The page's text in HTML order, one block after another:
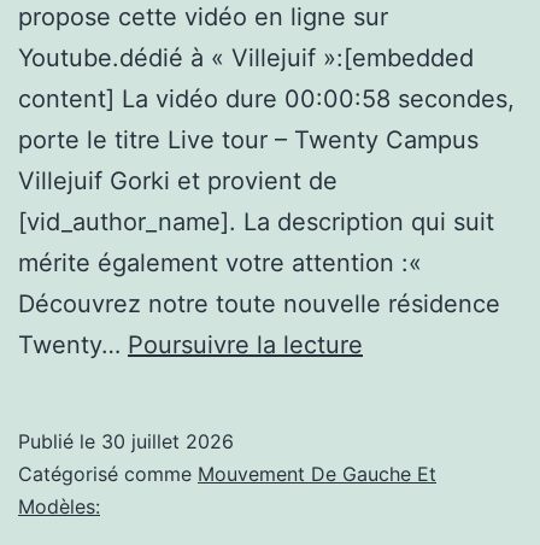
propose cette vidéo en ligne sur
Youtube.dédié à « Villejuif »:[embedded
content] La vidéo dure 00:00:58 secondes,
porte le titre Live tour – Twenty Campus
Villejuif Gorki et provient de
[vid_author_name]. La description qui suit
mérite également votre attention :«
Découvrez notre toute nouvelle résidence
Twenty… Poursuivre la lecture
–
Publié le 30 juillet 2026
Catégorisé comme Mouvement De Gauche Et
Modèles: